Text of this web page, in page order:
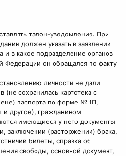
талон-уведомление. При
должен указать в заявлении
и в какое подразделение органов
Федерации он обращался по факту
личности не дали
(не сохранилась картотека с
паспорта по форме № 1П,
и другое), гражданином
имеющиеся у него документы
заключении (расторжении) брака,
билеты, справка об
свободы, основной документ,